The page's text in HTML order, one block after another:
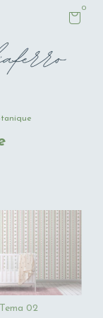
0
Tema 02